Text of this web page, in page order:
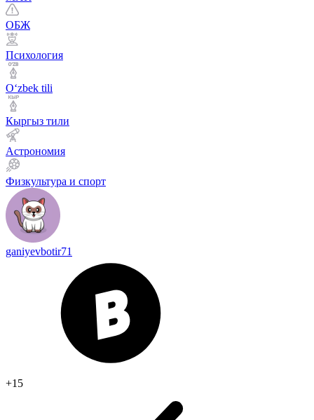
ОБЖ
Психология
Оʻzbek tili
Кыргыз тили
Астрономия
Физкультура и спорт
ganiyevbotir71
+15